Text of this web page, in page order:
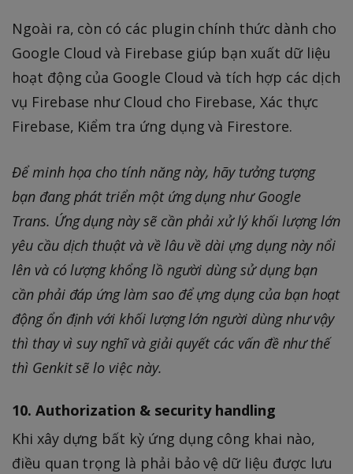
Ngoài ra, còn có các plugin chính thức dành cho
Google Cloud và Firebase giúp bạn xuất dữ liệu
hoạt động của Google Cloud và tích hợp các dịch
vụ Firebase như Cloud cho Firebase, Xác thực
Firebase, Kiểm tra ứng dụng và Firestore.
Để minh họa cho tính năng này, hãy tưởng tượng
bạn đang phát triển một ứng dụng như Google
Trans. Ứng dụng này sẽ cần phải xử lý khối lượng lớn
yêu cầu dịch thuật và về lâu về dài ựng dụng này nổi
lên và có lượng khổng lồ người dùng sử dụng bạn
cần phải đáp ứng làm sao để ựng dụng của bạn hoạt
động ổn định với khối lượng lớn người dùng như vậy
thì thay vì suy nghĩ và giải quyết các vấn đề như thế
thì Genkit sẽ lo việc này.
10. Authorization & security handling
Khi xây dựng bất kỳ ứng dụng công khai nào,
điều quan trọng là phải bảo vệ dữ liệu được lưu